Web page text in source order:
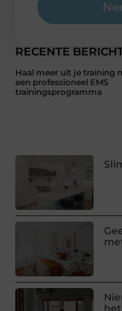
RECENTE
Haal meer uit je training
een professioneel EMS
trainingsprogramma